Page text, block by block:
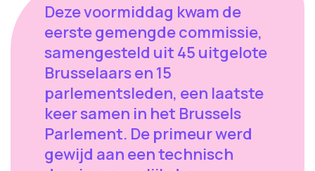
Deze voormiddag kwam de
eerste gemengde commissie,
samengesteld uit 45 uitgelote
Brusselaars en 15
parlementsleden, een laatste
keer samen in het Brussels
Parlement. De primeur werd
gewijd aan een technisch